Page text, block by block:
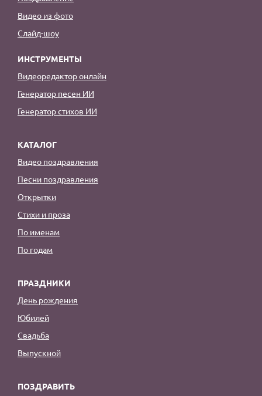
Видео из фото
Слайд-шоу
ИНСТРУМЕНТЫ
Видеоредактор онлайн
Генератор песен ИИ
Генератор стихов ИИ
КАТАЛОГ
Видео поздравления
Песни поздравления
Открытки
Стихи и проза
По именам
По годам
ПРАЗДНИКИ
День рождения
Юбилей
Свадьба
Выпускной
ПОЗДРАВИТЬ